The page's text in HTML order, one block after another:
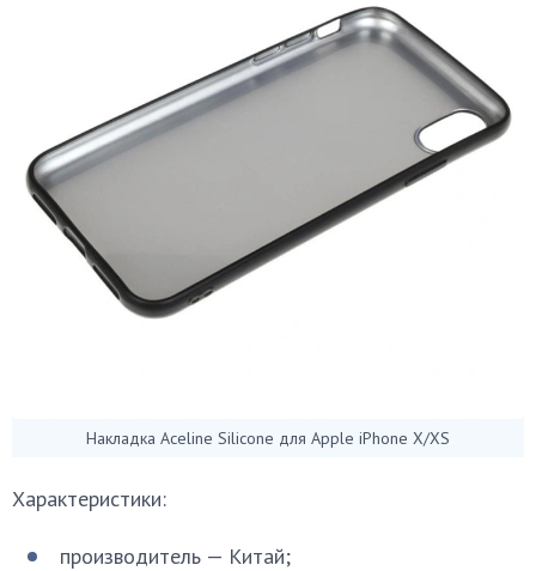
Накладка Aceline Silicone для Apple iPhone X/XS
Характеристики:
производитель — Китай;